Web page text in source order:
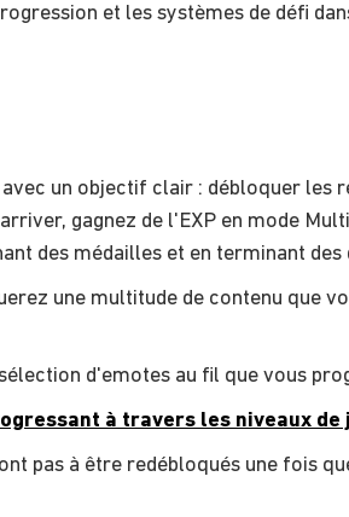
et les systèmes de défi
un objectif clair : débloquer les
gagnez de l'EXP en mode
des médailles et en terminant des
une multitude de contenu que
d'emotes au fil que vous
à travers les niveaux de
pas à être redébloqués une fois